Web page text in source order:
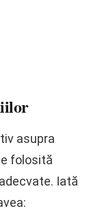
asupra
folosită
Iată